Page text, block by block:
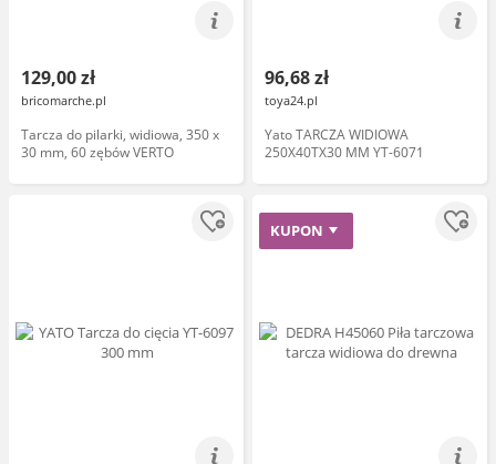
129,00 zł
bricomarche.pl
Tarcza do pilarki, widiowa, 350 x
30 mm, 60 zębów VERTO
96,68 zł
toya24.pl
Yato TARCZA WIDIOWA
250X40TX30 MM YT-6071
KUPON